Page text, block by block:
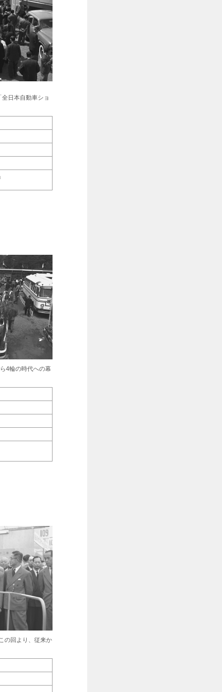
日本自動車ショ
4輪の時代への幕
の回より、従来か